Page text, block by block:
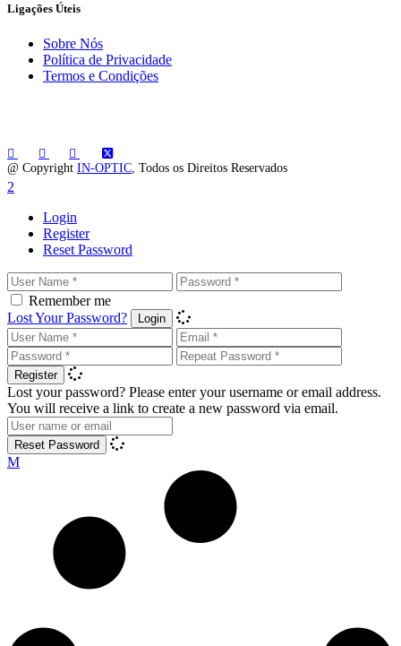
Ligações Úteis
Sobre Nós
Política de Privacidade
Termos e Condições
@ Copyright IN-OPTIC , Todos os Direitos Reservados
Login
Register
Reset Password
Remember me
Lost Your Password?
Login
Register
Lost your password? Please enter your username or email address.
You will receive a link to create a new password via email.
Reset Password